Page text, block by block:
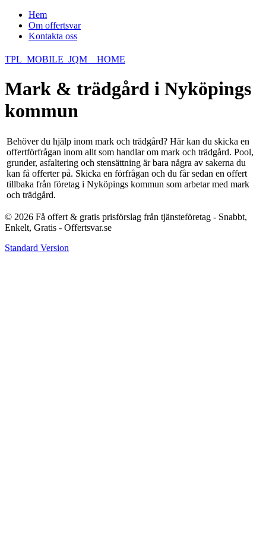
Hem
Om offertsvar
Kontakta oss
TPL_MOBILE_JQM__HOME
Mark & trädgård i Nyköpings
kommun
Behöver du hjälp inom mark och trädgård? Här kan du skicka en
offertförfrågan inom allt som handlar om mark och trädgård. Pool,
grunder, asfaltering och stensättning är bara några av sakerna du
kan få offerter på. Skicka en förfrågan och du får sedan en offert
tillbaka från företag i Nyköpings kommun som arbetar med mark
och trädgård.
© 2026 Få offert & gratis prisförslag från tjänsteföretag - Snabbt,
Enkelt, Gratis - Offertsvar.se
Standard Version